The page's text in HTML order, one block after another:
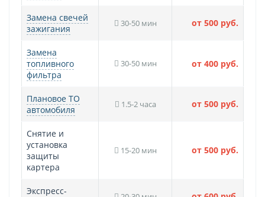
Замена свечей
зажигания
30-50 мин от 500 руб.
Замена
топливного
фильтра
30-50 мин от 400 руб.
Плановое ТО
автомобиля
1.5-2 часа от 500 руб.
Снятие и
установка
защиты
картера
15-20 мин от 500 руб.
Экспресс-